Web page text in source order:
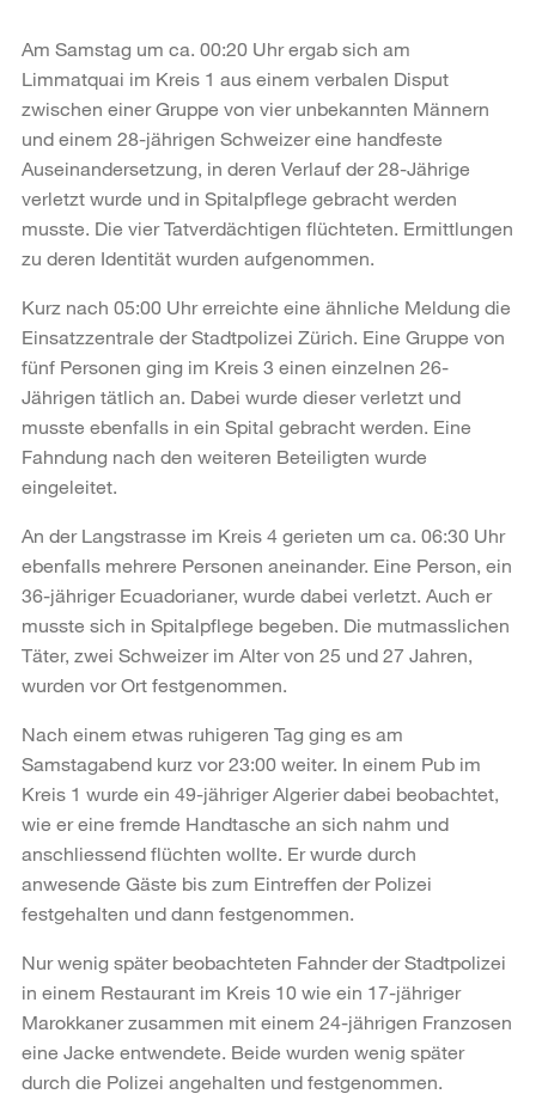
Am Samstag um ca. 00:20 Uhr ergab sich am
Limmatquai im Kreis 1 aus einem verbalen Disput
zwischen einer Gruppe von vier unbekannten Männern
und einem 28-jährigen Schweizer eine handfeste
Auseinandersetzung, in deren Verlauf der 28-Jährige
verletzt wurde und in Spitalpflege gebracht werden
musste. Die vier Tatverdächtigen flüchteten. Ermittlungen
zu deren Identität wurden aufgenommen.
Kurz nach 05:00 Uhr erreichte eine ähnliche Meldung die
Einsatzzentrale der Stadtpolizei Zürich. Eine Gruppe von
fünf Personen ging im Kreis 3 einen einzelnen 26-
Jährigen tätlich an. Dabei wurde dieser verletzt und
musste ebenfalls in ein Spital gebracht werden. Eine
Fahndung nach den weiteren Beteiligten wurde
eingeleitet.
An der Langstrasse im Kreis 4 gerieten um ca. 06:30 Uhr
ebenfalls mehrere Personen aneinander. Eine Person, ein
36-jähriger Ecuadorianer, wurde dabei verletzt. Auch er
musste sich in Spitalpflege begeben. Die mutmasslichen
Täter, zwei Schweizer im Alter von 25 und 27 Jahren,
wurden vor Ort festgenommen.
Nach einem etwas ruhigeren Tag ging es am
Samstagabend kurz vor 23:00 weiter. In einem Pub im
Kreis 1 wurde ein 49-jähriger Algerier dabei beobachtet,
wie er eine fremde Handtasche an sich nahm und
anschliessend flüchten wollte. Er wurde durch
anwesende Gäste bis zum Eintreffen der Polizei
festgehalten und dann festgenommen.
Nur wenig später beobachteten Fahnder der Stadtpolizei
in einem Restaurant im Kreis 10 wie ein 17-jähriger
Marokkaner zusammen mit einem 24-jährigen Franzosen
eine Jacke entwendete. Beide wurden wenig später
durch die Polizei angehalten und festgenommen.